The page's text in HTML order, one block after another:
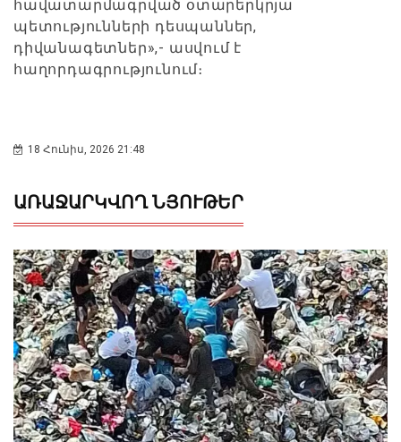
հավատարմագրված օտարերկրյա
պետությունների դեսպաններ,
դիվանագետներ»,- ասվում է
հաղորդագրությունում։
18 Հունիս, 2026 21:48
ԱՌԱՋԱՐԿՎՈՂ ՆՅՈՒԹԵՐ